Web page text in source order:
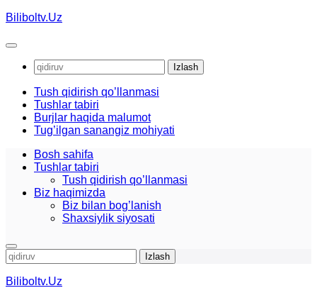
Skip
content
Biliboltv.Uz
Qidirshish:
Tush qidirish qo’llanmasi
Tushlar tabiri
Burjlar haqida malumot
Tug’ilgan sanangiz mohiyati
Bosh sahifa
Tushlar tabiri
Tush qidirish qo’llanmasi
Biz haqimizda
Biz bilan bog’lanish
Shaxsiylik siyosati
Qidirshish:
Biliboltv.Uz